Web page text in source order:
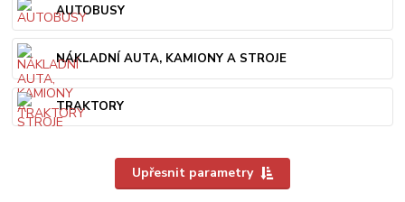
AUTOBUSY
NÁKLADNÍ AUTA, KAMIONY A STROJE
TRAKTORY
Upřesnit parametry